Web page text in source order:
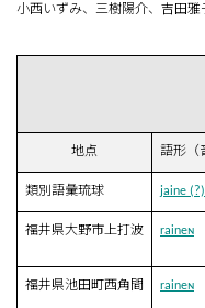
小西いずみ、三樹陽介、吉田雅
地点 語形（
類別語彙琉球 jaine (?)
福井県大野市上打波 raineɴ
福井県池田町西角間 raineɴ